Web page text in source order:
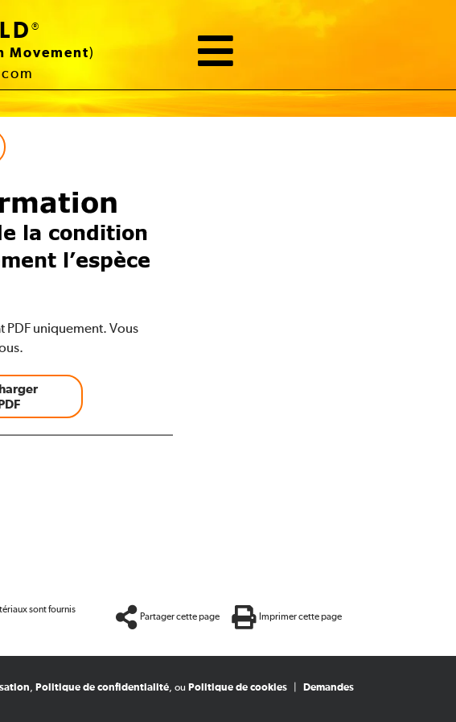
®
Movement)
la condition
l’espèce
uniquement. Vous
sont fournis
Partager cette page Imprimer cette page
, Politique de confidentialité, ou Politique de cookies
Demandes